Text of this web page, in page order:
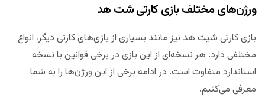
ورژن‌های مختلف بازی کارتی شت هد
بازی کارتی شیت هد نیز مانند بسیاری از بازی‌های کارتی دیگر، انواع
مختلفی دارد. هر نسخه‌ای از این بازی در برخی قوانین با نسخه
استاندارد متفاوت است. در ادامه برخی از این ورژن‌ها را به شما
معرفی می‌کنیم.